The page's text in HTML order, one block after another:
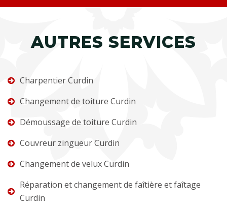
AUTRES SERVICES
Charpentier Curdin
Changement de toiture Curdin
Démoussage de toiture Curdin
Couvreur zingueur Curdin
Changement de velux Curdin
Réparation et changement de faîtière et faîtage
Curdin